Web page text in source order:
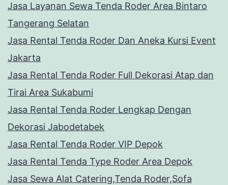
Jasa Layanan Sewa Tenda Roder Area Bintaro
Tangerang Selatan
Jasa Rental Tenda Roder Dan Aneka Kursi Event
Jakarta
Jasa Rental Tenda Roder Full Dekorasi Atap dan
Tirai Area Sukabumi
Jasa Rental Tenda Roder Lengkap Dengan
Dekorasi Jabodetabek
Jasa Rental Tenda Roder VIP Depok
Jasa Rental Tenda Type Roder Area Depok
Jasa Sewa Alat Catering,Tenda Roder,Sofa